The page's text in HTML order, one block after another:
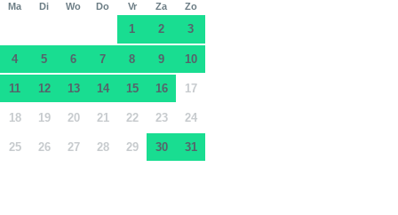
Ma Di Wo Do Vr Za Zo
1 2 3
4 5 6 7 8 9 10
11 12 13 14 15 16 17
18 19 20 21 22 23 24
25 26 27 28 29 30 31